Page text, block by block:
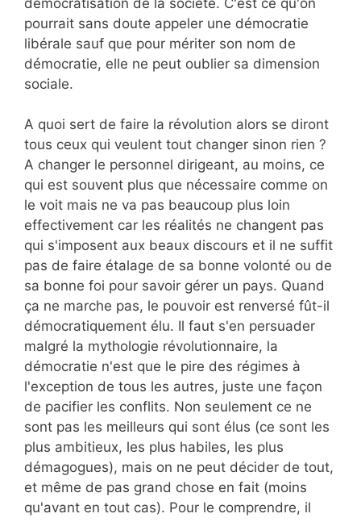
pourrait sans doute appeler une démocratie
libérale sauf que pour mériter son nom de
démocratie, elle ne peut oublier sa dimension
sociale.
A quoi sert de faire la révolution alors se diront
tous ceux qui veulent tout changer sinon rien ?
A changer le personnel dirigeant, au moins, ce
qui est souvent plus que nécessaire comme on
le voit mais ne va pas beaucoup plus loin
effectivement car les réalités ne changent pas
qui s'imposent aux beaux discours et il ne suffit
pas de faire étalage de sa bonne volonté ou de
sa bonne foi pour savoir gérer un pays. Quand
ça ne marche pas, le pouvoir est renversé fût-il
démocratiquement élu. Il faut s'en persuader
malgré la mythologie révolutionnaire, la
démocratie n'est que le pire des régimes à
l'exception de tous les autres, juste une façon
de pacifier les conflits. Non seulement ce ne
sont pas les meilleurs qui sont élus (ce sont les
plus ambitieux, les plus habiles, les plus
démagogues), mais on ne peut décider de tout,
et même de pas grand chose en fait (moins
qu'avant en tout cas). Pour le comprendre, il